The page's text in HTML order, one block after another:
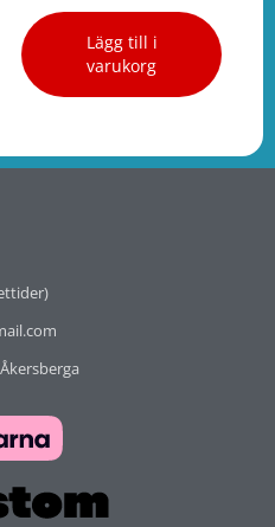
Lägg till i
varukorg